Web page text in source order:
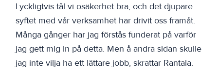
Lyckligtvis tål vi osäkerhet bra, och det djupare
syftet med vår verksamhet har drivit oss framåt.
Många gånger har jag förstås funderat på varför
jag gett mig in på detta. Men å andra sidan skulle
jag inte vilja ha ett lättare jobb, skrattar Rantala.